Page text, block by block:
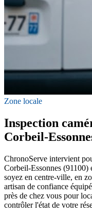
Zone locale
Inspection
Corbeil-
ChronoServe intervient
Corbeil-Essonnes (91100)
soyez en centre-ville, en
artisan de confiance
près de chez vous pour
contrôler l'état de votre